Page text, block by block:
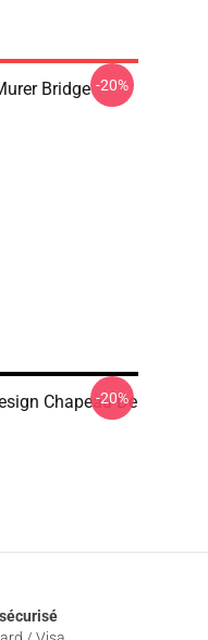
Bridge -20%
Chapeau De
-20%